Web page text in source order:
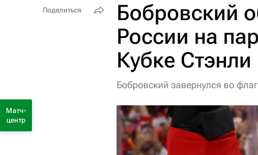
Бобровский
России на
Кубке Стэнли
Бобровский завернулся во
Поделиться
Матч-
центр